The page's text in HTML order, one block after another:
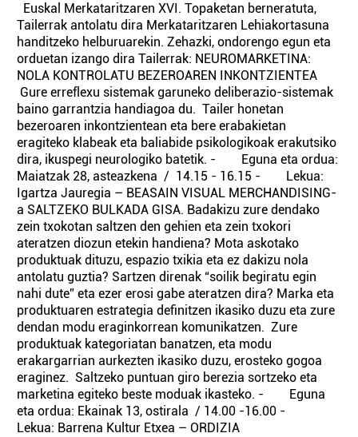
Euskal Merkataritzaren XVI. Topaketan berneratuta,
Tailerrak antolatu dira Merkataritzaren Lehiakortasuna
handitzeko helburuarekin. Zehazki, ondorengo egun eta
orduetan izango dira Tailerrak: NEUROMARKETINA:
NOLA KONTROLATU BEZEROAREN INKONTZIENTEA
Gure erreflexu sistemak garuneko deliberazio-sistemak
baino garrantzia handiagoa du. Tailer honetan
bezeroaren inkontzientean eta bere erabakietan
eragiteko klabeak eta baliabide psikologikoak erakutsiko
dira, ikuspegi neurologiko batetik. - Eguna eta ordua:
Maiatzak 28, asteazkena / 14.15 - 16.15 - Lekua:
Igartza Jauregia – BEASAIN VISUAL MERCHANDISING-
a SALTZEKO BULKADA GISA. Badakizu zure dendako
zein txokotan saltzen den gehien eta zein txokori
ateratzen diozun etekin handiena? Mota askotako
produktuak dituzu, espazio txikia eta ez dakizu nola
antolatu guztia? Sartzen direnak “soilik begiratu egin
nahi dute” eta ezer erosi gabe ateratzen dira? Marka eta
produktuaren estrategia definitzen ikasiko duzu eta zure
dendan modu eraginkorrean komunikatzen. Zure
produktuak kategoriatan banatzen, eta modu
erakargarrian aurkezten ikasiko duzu, erosteko gogoa
eraginez. Saltzeko puntuan giro berezia sortzeko eta
marketina egiteko beste moduak ikasteko. - Eguna
eta ordua: Ekainak 13, ostirala / 14.00 -16.00 -
Lekua: Barrena Kultur Etxea – ORDIZIA